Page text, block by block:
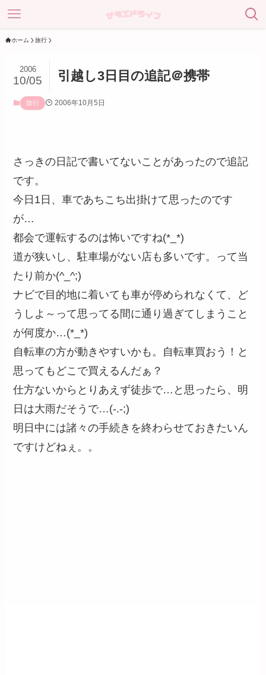
ホーム 旅行
引越し3日目の追記＠携帯
2006
10/05
旅行 2006年10月5日
さっきの日記で書いてないことがあったので追記
です。
今日1日、車であちこち出掛けて思ったのです
が…
都会で運転するのは怖いですね(*_*)
道が狭いし、駐車場がない店も多いです。って当
たり前か(^_^;)
ナビで目的地に着いても車が停められなくて、ど
うしよ～って思ってる間に通り過ぎてしまうこと
が何度か…(*_*)
自転車の方が動きやすいかも。自転車買おう！と
思ってもどこで買えるんだぁ？
仕方ないからとりあえず徒歩で…と思ったら、明
日は大雨だそうで…(-.-;)
明日中には諸々の手続きを終わらせておきたいん
ですけどねぇ。。